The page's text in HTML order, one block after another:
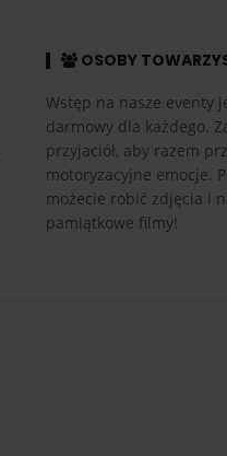
OSOBY
Wstęp na nasze eventy
darmowy dla każdego.
przyjaciół, aby razem
motoryzacyjne emocje.
możecie robić zdjęcia i
pamiątkowe filmy!